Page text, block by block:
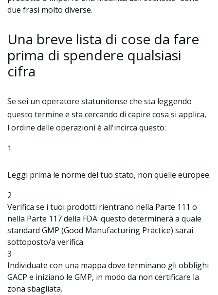
due frasi molto diverse.
Una breve lista di cose da fare
prima di spendere qualsiasi
cifra
Se sei un operatore statunitense che sta leggendo
questo termine e sta cercando di capire cosa si applica,
l'ordine delle operazioni è all'incirca questo:
1
Leggi prima le norme del tuo stato, non quelle europee.
2
Verifica se i tuoi prodotti rientrano nella Parte 111 o
nella Parte 117 della FDA: questo determinerà a quale
standard GMP (Good Manufacturing Practice) sarai
sottoposto/a verifica.
3
Individuate con una mappa dove terminano gli obblighi
GACP e iniziano le GMP, in modo da non certificare la
zona sbagliata.